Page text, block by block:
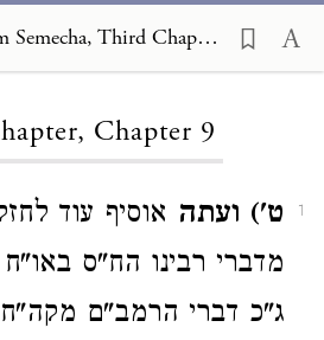
Em HaBanim Semecha, Third Chapter 9
Chapter 9
1 ט') ועתה אוסיף עוד
מדברי רבינו הח"ס
ג"כ דברי הרמב"ם